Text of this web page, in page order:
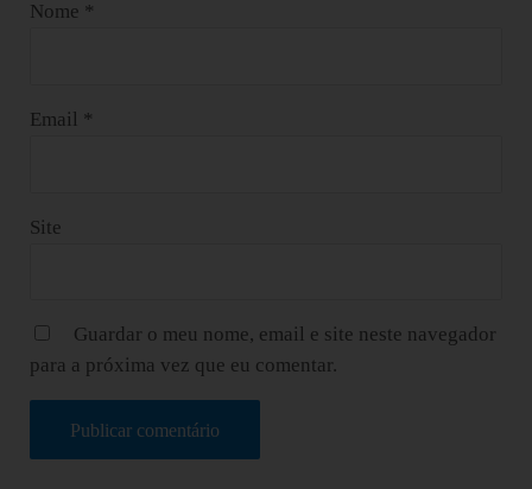
Nome *
Email *
Site
Guardar o meu nome, email e site neste navegador
para a próxima vez que eu comentar.